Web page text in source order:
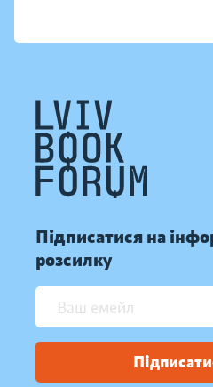
Підписатися на
розсилку